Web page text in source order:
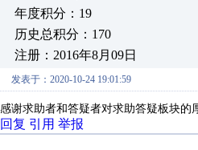
年度积分：19
历史总积分：170
注册：2016年8月09日
发表于：2020-10-24 19:01:59
感谢求助者和答疑者对求助答疑板块的
回复 引用 举报